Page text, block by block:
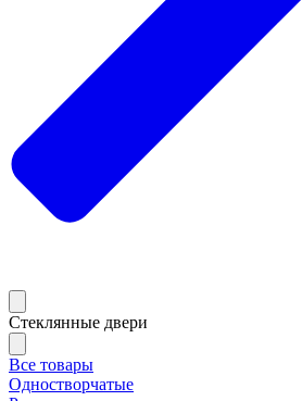
Стеклянные двери
Все товары
Одностворчатые